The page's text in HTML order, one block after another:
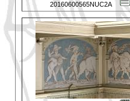
20160600565NUC2A